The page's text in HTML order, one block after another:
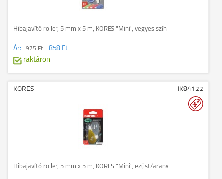
Hibajavító roller, 5 mm x 5 m, KORES "Mini", vegyes szín
Ár: 975 Ft
858 Ft
raktáron
KORES IK84122
Hibajavító roller, 5 mm x 5 m, KORES "Mini", ezüst/arany